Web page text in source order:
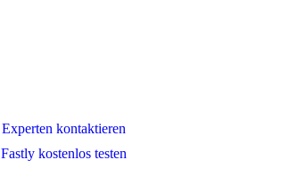
Experten kontaktieren
Fastly kostenlos testen